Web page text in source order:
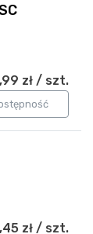
zł / szt.
zł / szt.